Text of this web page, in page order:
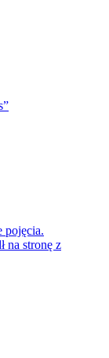
pojęcia.
na stronę z